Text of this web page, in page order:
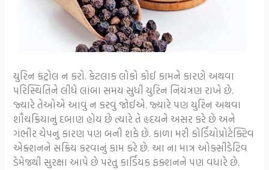
યુરિન કંટ્રોલ ન કરો. કેટલાક લોકો કોઈ કામને કારણે અથવા
પરિસ્થિતિને લીધે લાંબા સમય સુધી યુરિન નિયંત્રણ રાખે છે.
જ્યારે તેઓએ આવું ન કરવું જોઈએ. જ્યારે પણ યુરિન અથવા
શૌચક્રિયાનું દબાણ હોય છે ત્યારે તે હૃદયને અસર કરે છે અને
ગંભીર ચેપનું કારણ પણ બની શકે છે. કાળા મરી કોર્ડિયોપ્રોટેક્ટિવ
એક્શનને સક્રિય કરવાનું કામ કરે છે. આ ના માત્ર ઓક્સીડેટિવ
ડેમેજથી સુરક્ષા આપે છે પરંતુ કાર્ડિયક ફંક્શનને પણ વધારે છે.